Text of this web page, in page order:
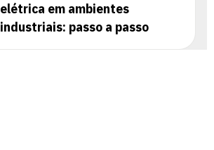
elétrica em ambientes
industriais: passo a passo